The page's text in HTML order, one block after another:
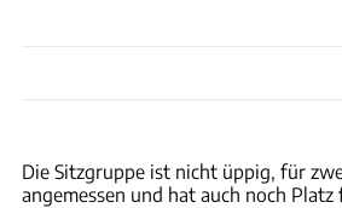
Die Sitzgruppe ist nicht üppig, für
angemessen und hat auch noch Platz